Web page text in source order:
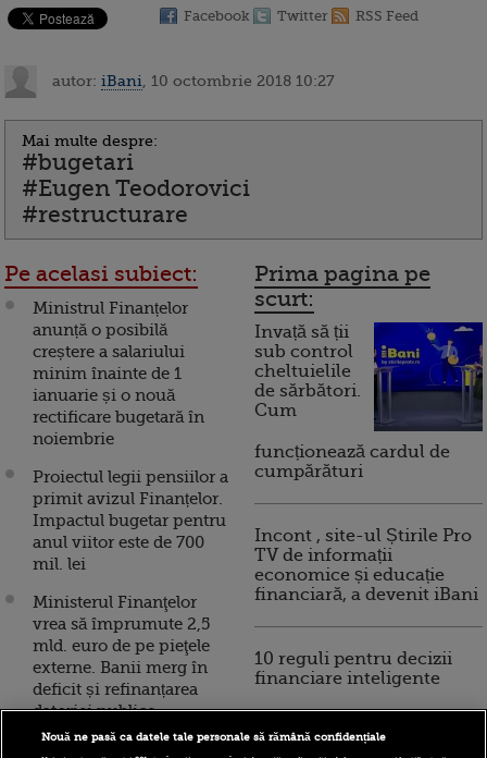
Facebook Twitter RSS Feed
autor: iBani , 10 octombrie 2018 10:27
Mai multe despre:
#bugetari
#Eugen Teodorovici
#restructurare
Pe acelasi subiect:
Ministrul Finanțelor
anunță o posibilă
creștere a salariului
minim înainte de 1
ianuarie și o nouă
rectificare bugetară în
noiembrie
Proiectul legii pensiilor a
primit avizul Finanțelor.
Impactul bugetar pentru
anul viitor este de 700
mil. lei
Ministerul Finanţelor
vrea să împrumute 2,5
mld. euro de pe pieţele
externe. Banii merg în
deficit și refinanțarea
datoriei publice
Prima pagina pe
scurt:
Invață să ții
sub control
cheltuielile
de sărbători.
Cum
funcționează cardul de
cumpărături
Incont , site-ul Știrile Pro
TV de informații
economice și educație
financiară, a devenit iBani
10 reguli pentru decizii
financiare inteligente
Nouă ne pasă ca datele tale personale să rămână confidențiale